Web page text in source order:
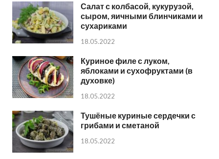
Салат с колбасой, кукурузой,
сыром, яичными блинчиками и
сухариками
18.05.2022
Куриное филе с луком,
яблоками и сухофруктами (в
духовке)
18.05.2022
Тушёные куриные сердечки с
грибами и сметаной
18.05.2022